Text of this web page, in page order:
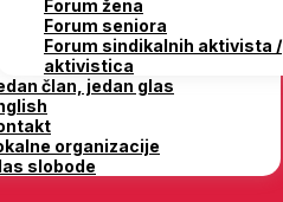
Forum žena
Forum seniora
Forum sindikalnih aktivista /
aktivistica
član, jedan glas
organizacije
slobode